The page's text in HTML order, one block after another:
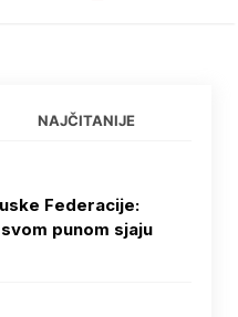
NAJČITANIJE
Federacije:
punom sjaju